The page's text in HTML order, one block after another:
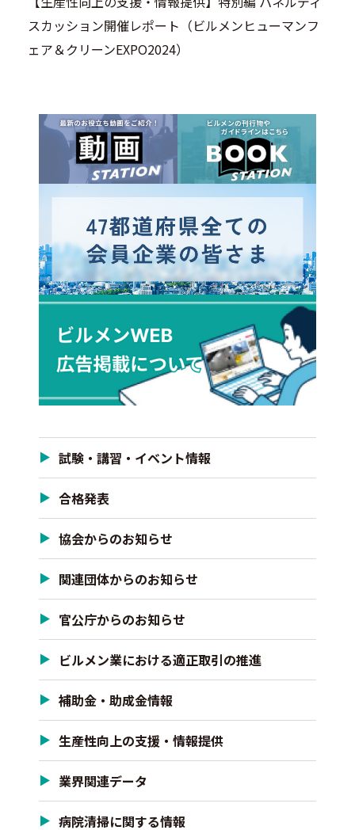
スカッション開催レポート（ビルメンヒューマンフ
ェア＆クリーンEXPO2024）
試験・講習・イベント情報
合格発表
協会からのお知らせ
関連団体からのお知らせ
官公庁からのお知らせ
ビルメン業における適正取引の推進
補助金・助成金情報
生産性向上の支援・情報提供
業界関連データ
病院清掃に関する情報